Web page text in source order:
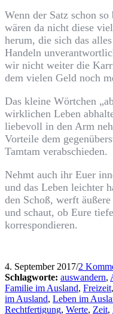
Wenn der Satz schon
wären da nicht diese
herum, die sich das
Handeln
wir nicht weiter die
dem vielen Geld noch
Das kleine Wörtchen
wirklichen Leben
liebevoll in den Arm
Vorteile dem
Tamtam verabschieden.
Nehmt auch ihr Euer
und das Leben leichter
den Schoß, werft
und schaut, ob Eure
korrespondieren.
4. September 2017/2
Schlagworte: auswandern,
Familie im Ausland, Freizeit,
im Ausland, Leben im
Rechtfertigung, Werte, Zeit,